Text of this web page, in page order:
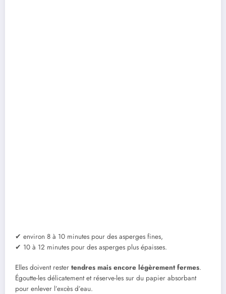
✔ environ 8 à 10 minutes pour des asperges fines,
✔ 10 à 12 minutes pour des asperges plus épaisses.
Elles doivent rester tendres mais encore légèrement fermes.
Égoutte-les délicatement et réserve-les sur du papier absorbant
pour enlever l’excès d’eau.